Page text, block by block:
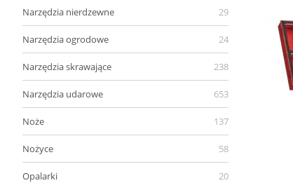
Narzędzia nierdzewne 29
Narzędzia ogrodowe 24
Narzędzia skrawające 238
Narzędzia udarowe 653
Noże 137
Nożyce 58
Opalarki 20